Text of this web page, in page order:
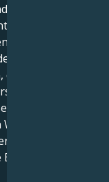
dem Datum,
Mond und
– und so
Erscheinung,
zum Erfolg